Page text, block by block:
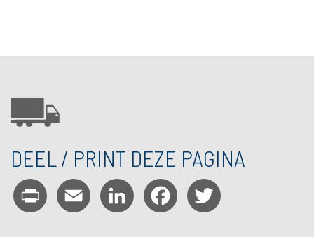
DEEL / PRINT DEZE PAGINA
Print Email LinkedInFacebook